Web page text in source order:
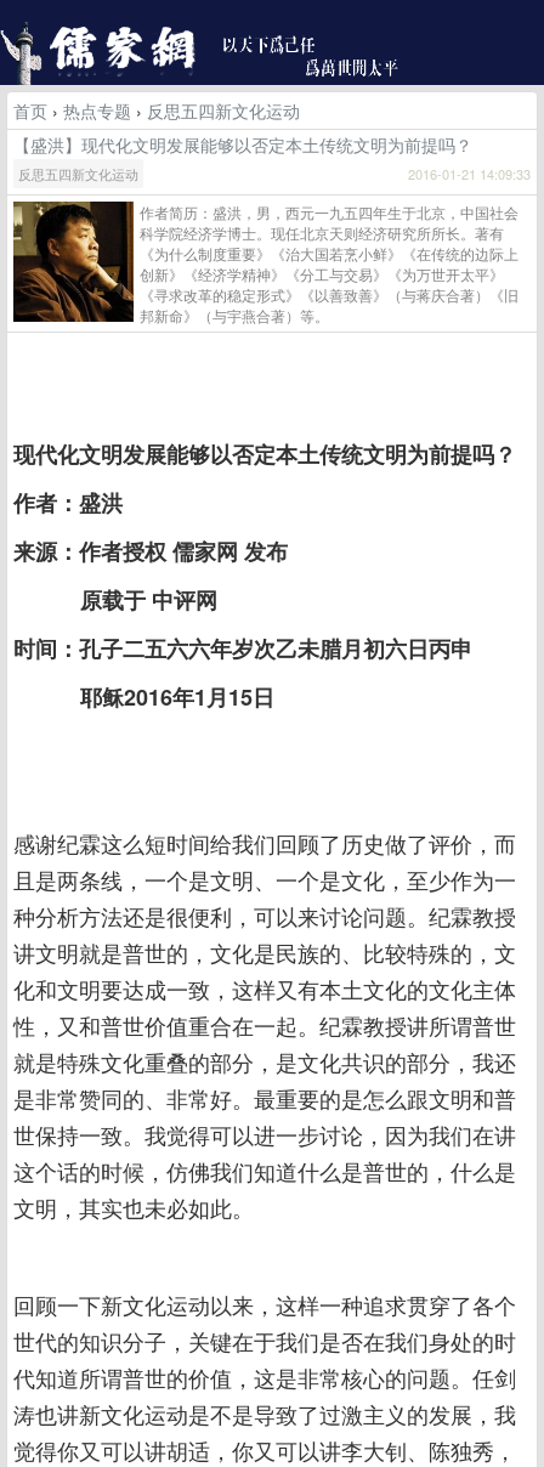
首页 › 热点专题 › 反思五四新文化运动
【盛洪】现代化文明发展能够以否定本土传统文明为前提吗？
反思五四新文化运动 2016-01-21 14:09:33
作者简历：盛洪，男，西元一九五四年生于北京，中国社会
科学院经济学博士。现任北京天则经济研究所所长。著有
《为什么制度重要》《治大国若烹小鲜》《在传统的边际上
创新》《经济学精神》《分工与交易》《为万世开太平》
《寻求改革的稳定形式》《以善致善》（与蒋庆合著）《旧
邦新命》（与宇燕合著）等。
现代化文明发展能够以否定本土传统文明为前提吗？
作者：盛洪
来源：作者授权 儒家网 发布
原载于 中评网
时间：孔子二五六六年岁次乙未腊月初六日丙申
耶稣2016年1月15日
感谢纪霖这么短时间给我们回顾了历史做了评价，而
且是两条线，一个是文明、一个是文化，至少作为一
种分析方法还是很便利，可以来讨论问题。纪霖教授
讲文明就是普世的，文化是民族的、比较特殊的，文
化和文明要达成一致，这样又有本土文化的文化主体
性，又和普世价值重合在一起。纪霖教授讲所谓普世
就是特殊文化重叠的部分，是文化共识的部分，我还
是非常赞同的、非常好。最重要的是怎么跟文明和普
世保持一致。我觉得可以进一步讨论，因为我们在讲
这个话的时候，仿佛我们知道什么是普世的，什么是
文明，其实也未必如此。
回顾一下新文化运动以来，这样一种追求贯穿了各个
世代的知识分子，关键在于我们是否在我们身处的时
代知道所谓普世的价值，这是非常核心的问题。任剑
涛也讲新文化运动是不是导致了过激主义的发展，我
觉得你又可以讲胡适，你又可以讲李大钊、陈独秀，